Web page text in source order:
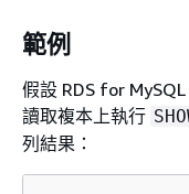
範例
假設 RDS for MySQL
讀取複本上執行
列結果：